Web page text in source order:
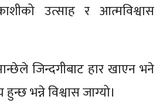
उत्साह र आत्मविश्वास
जिन्दगीबाट हार खाएन भने
भन्ने विश्वास जाग्यो।